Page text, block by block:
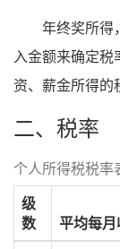
年终奖所得
入金额来确定税
资、薪金所得的
二、税率
个人所得税税率
级
数
平均每月